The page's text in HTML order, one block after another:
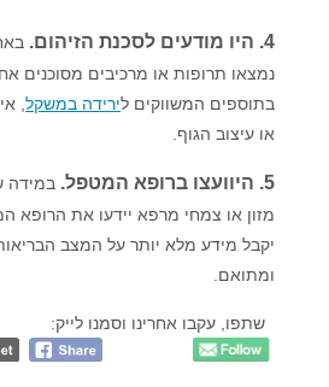
4. היו מודעים לסכנת הזיהום.
נמצאו תרופות או מרכיבים מסוכנים
בתוספים המשווקים לירידה במשקל,
או עיצוב הגוף.
5. היוועצו ברופא המטפל.
במידה
מזון או צמחי מרפא יידעו את הרופא
יקבל מידע מלא יותר על המצב
ומתואם.
שתפו, עקבו אחרינו וסמנו לייק: